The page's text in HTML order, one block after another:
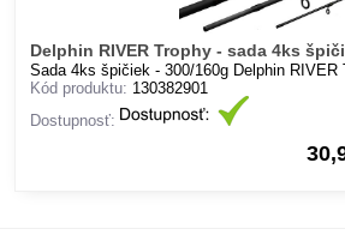
Delphin RIVER Trophy - sada 4ks
Sada 4ks špičiek - 300/160g Delphin RIVER
Kód produktu: 130382901
Dostupnosť: